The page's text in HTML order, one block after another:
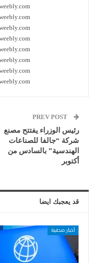
رئيس الوزراء يفتتح مصنع
شركة “جالفا للصناعات
الهندسية” بالسادس من
أكتوبر
قد يعجبك ايضا
أخبار صحفية